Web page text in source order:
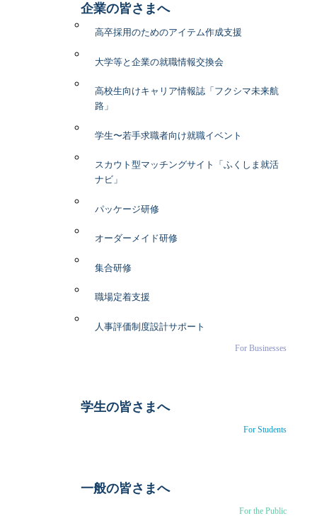
企業の皆さまへ
高卒採用のためのアイテム作成支援
大学等と企業の就職情報交換会
高校生向けキャリア情報誌「フクシマ未来航
路」
学生〜若手求職者向け就職イベント
スカウト型マッチングサイト「ふくしま就活
ナビ」
パッケージ研修
オーダーメイド研修
集合研修
職場定着支援
人事評価制度設計サポート
For Businesses
学生の皆さまへ
For Students
一般の皆さまへ
For the Public